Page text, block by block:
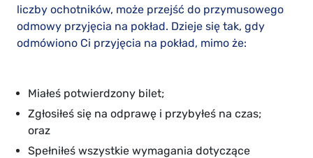
liczby ochotników, może przejść do przymusowego
odmowy przyjęcia na pokład. Dzieje się tak, gdy
odmówiono Ci przyjęcia na pokład, mimo że:
Miałeś potwierdzony bilet;
Zgłosiłeś się na odprawę i przybyłeś na czas;
oraz
Spełniłeś wszystkie wymagania dotyczące